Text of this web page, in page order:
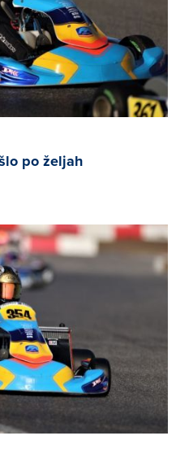
po željah